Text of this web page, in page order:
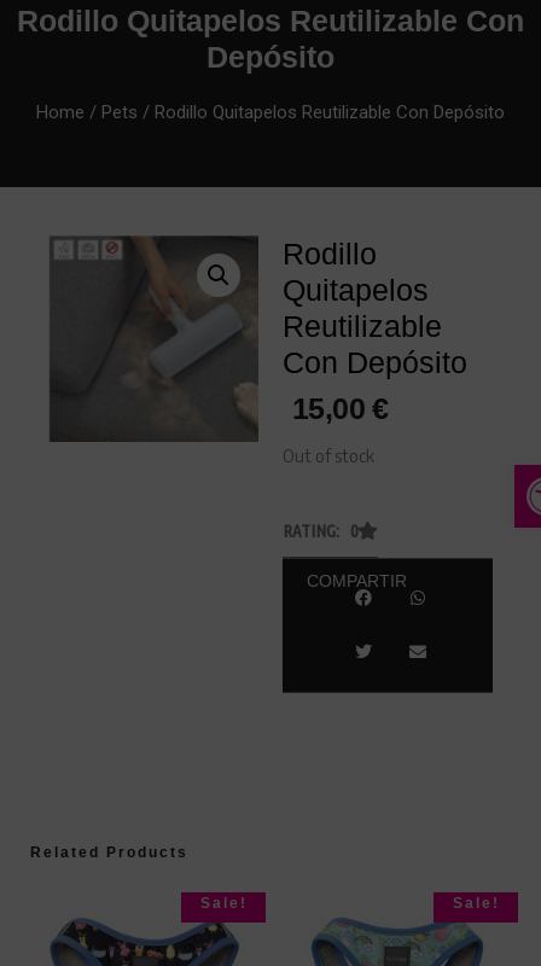
Rodillo Quitapelos Reutilizable Con
Depósito
Home / Pets / Rodillo Quitapelos Reutilizable Con Depósito
Rodillo
Quitapelos
Reutilizable
Con Depósito
15,00€
Out of stock
RATING: 0
COMPARTIR
Related Products
Sale! Sale!